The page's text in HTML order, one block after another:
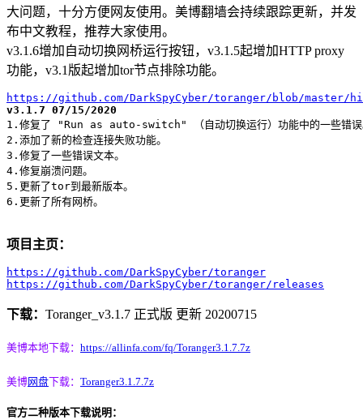
大问题，十分方便网友使用。美博翻墙会持续跟踪更新，并发
布中文教程，推荐大家使用。
v3.1.6增加自动切换网桥运行按钮，v3.1.5起增加HTTP proxy
功能，v3.1版起增加tor节点排除功能。
https://github.com/DarkSpyCyber/toranger/blob/master/
v3.1.7 07/15/2020
1.修复了 "Run as auto-switch" （自动切换运行）功能中的一些错误
2.添加了新的检查连接失败功能。
3.修复了一些错误文本。
4.修复崩溃问题。
5.更新了tor到最新版本。
6.更新了所有网桥。
项目主页：
https://github.com/DarkSpyCyber/toranger
https://github.com/DarkSpyCyber/toranger/releases
下载： Toranger_v3.1.7 正式版 更新 20200715
美博本地下载： https://allinfa.com/fq/Toranger3.1.7.7z
美博网盘下载： Toranger3.1.7.7z
官方二种版本下载说明：